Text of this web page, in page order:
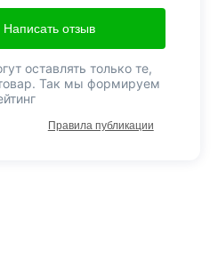
Написать отзыв
оставлять только те,
Так мы формируем
Правила публикации